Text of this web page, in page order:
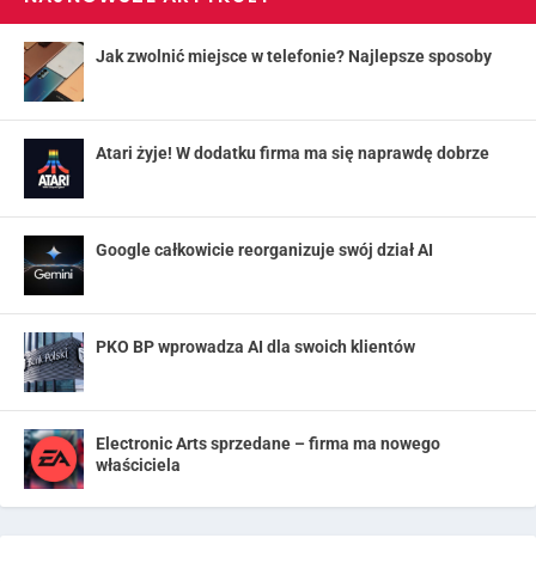
Jak zwolnić miejsce w telefonie? Najlepsze sposoby
Atari żyje! W dodatku firma ma się naprawdę dobrze
Google całkowicie reorganizuje swój dział AI
PKO BP wprowadza AI dla swoich klientów
Electronic Arts sprzedane – firma ma nowego
właściciela